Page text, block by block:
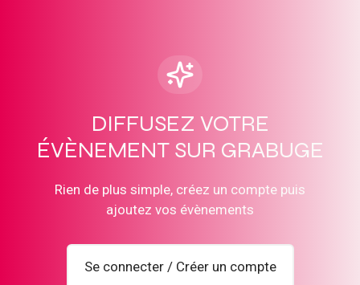
DIFFUSEZ VOTRE
ÉVÈNEMENT SUR GRABUGE
Rien de plus simple, créez un compte puis
ajoutez vos évènements
Se connecter / Créer un compte